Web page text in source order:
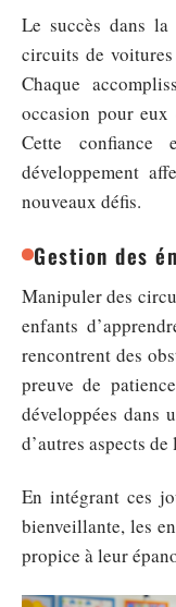
Le succès dans
circuits de
Chaque
occasion pour eux
Cette
développement
nouveaux défis.
Gestion des
Manipuler des
enfants
rencontrent des
preuve de
développées dans
d’autres aspects
En intégrant ces
bienveillante, les
propice à leur